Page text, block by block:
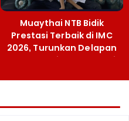
Muaythai NTB Bidik
Prestasi Terbaik di IMC
2026, Turunkan Delapan
Atlet ke Kejurnas Bekasi